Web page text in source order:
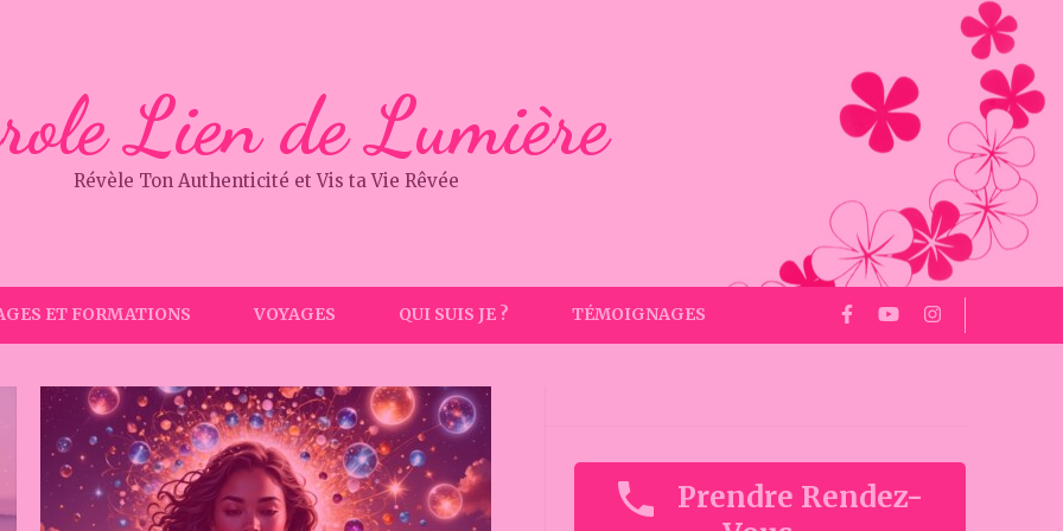
Lien de Lumière
Révèle Ton Authenticité et Vis ta Vie Rêvée
ET FORMATIONS VOYAGES QUI SUIS JE ? TÉMOIGNAGES
Prendre Rendez-